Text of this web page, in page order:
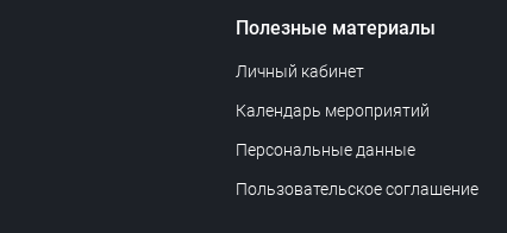
Полезные материалы
Личный кабинет
Календарь мероприятий
Персональные данные
Пользовательское соглашение